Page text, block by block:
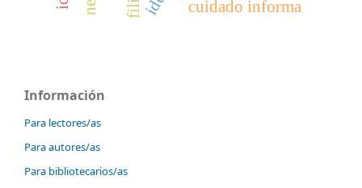
cuidado informa
Información
Para lectores/as
Para autores/as
Para bibliotecarios/as